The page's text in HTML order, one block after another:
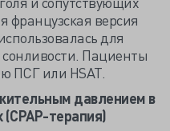
французская версия
для
Пациенты
ПСГ или HSAT.
давлением в
терапия)